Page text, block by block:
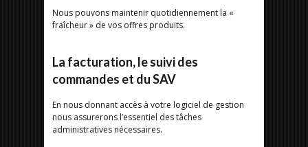
Nous pouvons maintenir quotidiennement la «
fraîcheur » de vos offres produits.
La facturation, le suivi des
commandes et du SAV
En nous donnant accès à votre logiciel de gestion
nous assurerons l’essentiel des tâches
administratives nécessaires.